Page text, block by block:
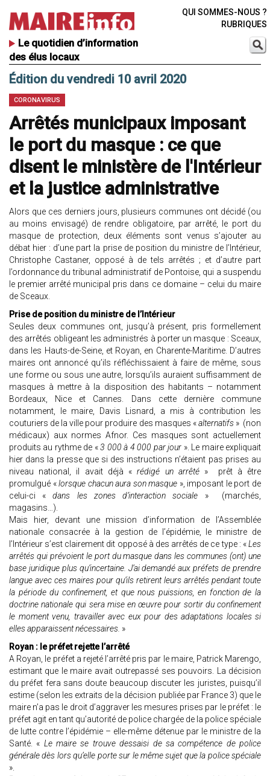
Le quotidien d’information
des élus locaux
QUI SOMMES-NOUS ?
RUBRIQUES
Édition du vendredi 10 avril 2020
CORONAVIRUS
Arrêtés municipaux imposant
le port du masque : ce que
disent le ministère de l'Intérieur
et la justice administrative
Alors que ces derniers jours, plusieurs communes ont décidé (ou
au moins envisagé) de rendre obligatoire, par arrêté, le port du
masque de protection, deux éléments sont venus s’ajouter au
débat hier : d’une part la prise de position du ministre de l’Intérieur,
Christophe Castaner, opposé à de tels arrêtés ; et d’autre part
l’ordonnance du tribunal administratif de Pontoise, qui a suspendu
le premier arrêté municipal pris dans ce domaine – celui du maire
de Sceaux.
Prise de position du ministre de l’Intérieur
Seules deux communes ont, jusqu’à présent, pris formellement
des arrêtés obligeant les administrés à porter un masque : Sceaux,
dans les Hauts-de-Seine, et Royan, en Charente-Maritime. D’autres
maires ont annoncé qu’ils réfléchissaient à faire de même, sous
une forme ou sous une autre, lorsqu’ils auraient suffisamment de
masques à mettre à la disposition des habitants – notamment
Bordeaux, Nice et Cannes. Dans cette dernière commune
notamment, le maire, Davis Lisnard, a mis à contribution les
couturiers de la ville pour produire des masques «alternatifs » (non
médicaux) aux normes Afnor. Ces masques sont actuellement
produits au rythme de «3 000 à 4 000 par jour ». Le maire expliquait
hier dans la presse que si des instructions n’étaient pas prises au
niveau national, il avait déjà « rédigé un arrêté» prêt à être
promulgué «lorsque chacun aura son masque », imposant le port de
celui-ci « dans les zones d’interaction sociale » (marchés,
magasins…).
Mais hier, devant une mission d’information de l’Assemblée
nationale consacrée à la gestion de l’épidémie, le ministre de
l’Intérieur s’est clairement dit opposé à des arrêtés de ce type : «Les
arrêtés qui prévoient le port du masque dans les communes (ont) une
base juridique plus qu’incertaine. J’ai demandé aux préfets de prendre
langue avec ces maires pour qu’ils retirent leurs arrêtés pendant toute
la période du confinement, et que nous puissions, en fonction de la
doctrine nationale qui sera mise en œuvre pour sortir du confinement
le moment venu, travailler avec eux pour des adaptations locales si
elles apparaissent nécessaires. »
Royan : le préfet rejette l’arrêté
A Royan, le préfet a rejeté l’arrêté pris par le maire, Patrick Marengo,
estimant que le maire avait outrepassé ses pouvoirs. La décision
du préfet fera sans doute beaucoup discuter les juristes, puisqu’il
estime (selon les extraits de la décision publiée par France 3) que le
maire n’a pas le droit d’aggraver les mesures prises par le préfet : le
préfet agit en tant qu’autorité de police chargée de la police spéciale
de lutte contre l’épidémie – elle-même détenue par le ministre de la
Santé. « Le maire se trouve dessaisi de sa compétence de police
générale dès lors qu’elle porte sur le même sujet que la police spéciale
».